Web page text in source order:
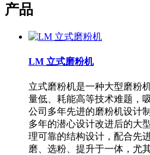
产品
LM 立式磨粉机
立式磨粉机是一种大型磨粉
量低、耗能高等技术难题，
公司多年先进的磨粉机设计
多年的潜心设计改进后的大
理可靠的结构设计，配合先
磨、选粉、提升于一体，尤